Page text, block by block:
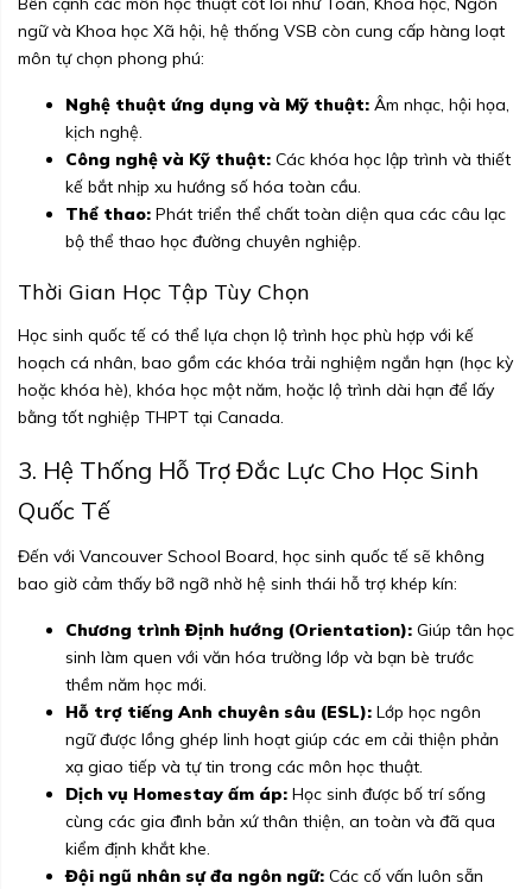
ngữ và Khoa học Xã hội, hệ thống VSB còn cung cấp hàng loạt
môn tự chọn phong phú:
Nghệ thuật ứng dụng và Mỹ thuật: Âm nhạc, hội họa,
kịch nghệ.
Công nghệ và Kỹ thuật: Các khóa học lập trình và thiết
kế bắt nhịp xu hướng số hóa toàn cầu.
Thể thao: Phát triển thể chất toàn diện qua các câu lạc
bộ thể thao học đường chuyên nghiệp.
Thời Gian Học Tập Tùy Chọn
Học sinh quốc tế có thể lựa chọn lộ trình học phù hợp với kế
hoạch cá nhân, bao gồm các khóa trải nghiệm ngắn hạn (học kỳ
hoặc khóa hè), khóa học một năm, hoặc lộ trình dài hạn để lấy
bằng tốt nghiệp THPT tại Canada.
3. Hệ Thống Hỗ Trợ Đắc Lực Cho Học Sinh
Quốc Tế
Đến với Vancouver School Board, học sinh quốc tế sẽ không
bao giờ cảm thấy bỡ ngỡ nhờ hệ sinh thái hỗ trợ khép kín:
Chương trình Định hướng (Orientation): Giúp tân học
sinh làm quen với văn hóa trường lớp và bạn bè trước
thềm năm học mới.
Hỗ trợ tiếng Anh chuyên sâu (ESL): Lớp học ngôn
ngữ được lồng ghép linh hoạt giúp các em cải thiện phản
xạ giao tiếp và tự tin trong các môn học thuật.
Dịch vụ Homestay ấm áp: Học sinh được bố trí sống
cùng các gia đình bản xứ thân thiện, an toàn và đã qua
kiểm định khắt khe.
Đội ngũ nhân sự đa ngôn ngữ: Các cố vấn luôn sẵn